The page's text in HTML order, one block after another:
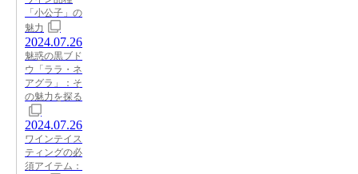
「小公子」の
魅力
2024.07.26
魅惑の黒ブド
ウ「ララ・ネ
アグラ」：そ
の魅力を探る
2024.07.26
ワインテイス
ティングの必
須アイテム：